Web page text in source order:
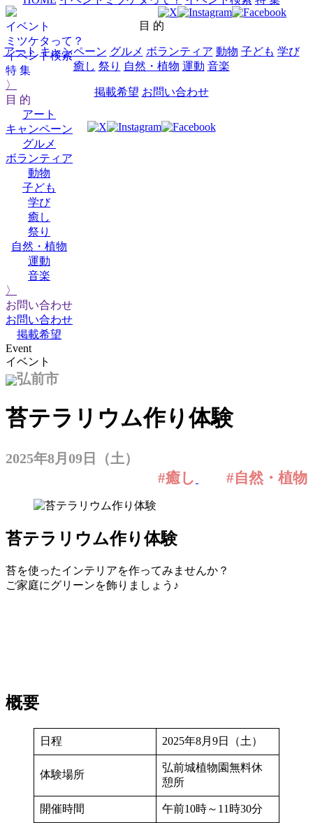
イベント
ミツケタって？
イベント検索
特 集
〉
目 的
アート
キャンペーン
グルメ
ボランティア
動物
子ども
学び
癒し
祭り
自然・植物
運動
音楽
〉
お問い合わせ
お問い合わせ
掲載希望
目 的
アート キャンペーン グルメ ボランティア 動物 子ども 学び
癒し 祭り 自然・植物 運動 音楽
掲載希望 お問い合わせ
Event
イベント
弘前市
苔テラリウム作り体験
2025年8月09日（土）
#癒し #自然・植物
苔テラリウム作り体験
苔を使ったインテリアを作ってみませんか？
ご家庭にグリーンを飾りましょう♪
概要
日程 2025年8月9日（土）
体験場所
弘前城植物園無料休
憩所
開催時間 午前10時～11時30分